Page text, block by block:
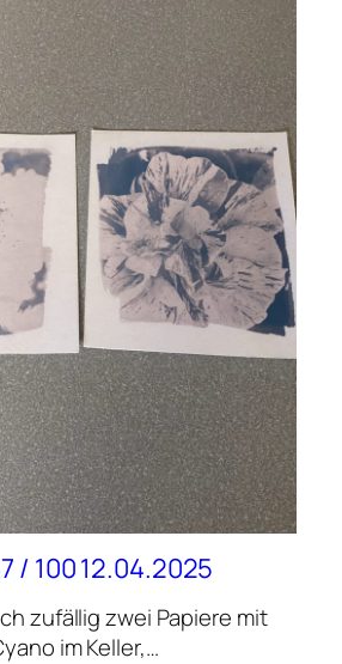
/ 100 12.04.2025
zufällig zwei Papiere mit
im Keller,…